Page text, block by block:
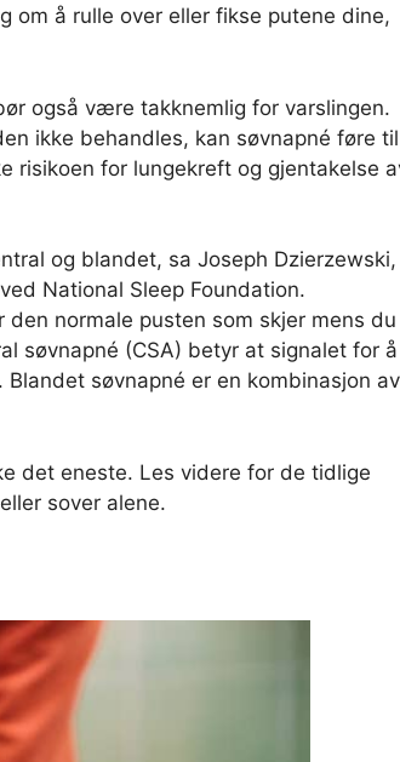
om å rulle over eller fikse putene dine,
også være takknemlig for varslingen.
ikke behandles, kan søvnapné føre til
risikoen for lungekreft og gjentakelse
og blandet, sa Joseph Dzierzewski,
National Sleep Foundation.
normale pusten som skjer mens du
søvnapné (CSA) betyr at signalet for å
søvnapné er en kombinasjon av
det eneste. Les videre for de tidlige
sover alene.